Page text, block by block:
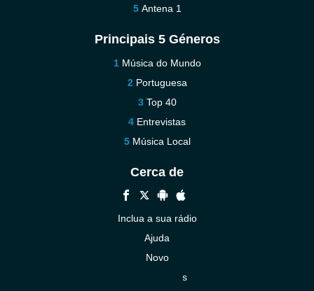
Antena 1
Principais 5 Géneros
Música do Mundo
Portuguesa
Top 40
Entrevistas
Música Local
Cerca de
Inclua a sua rádio
Ajuda
Novo
Contacte-nos